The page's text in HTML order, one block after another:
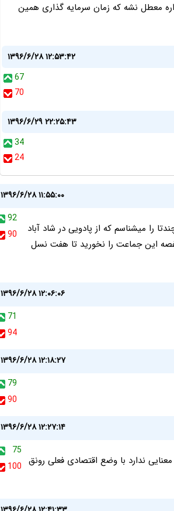
معطل نشه که زمان سرمایه گذاری همین
۱۳۹۶/۶/۲۸ ۱۲:۵۳:۴۲
67
70
۱۳۹۶/۶/۲۹ ۲۲:۲۵:۴۳
34
24
۱۳۹۶/۶/۲۸ ۱۱:۵۵:۰۰
92
90
را میشناسم که از پادویی در شاد آباد
غصه این جماعت را نخورید تا هفت نسل
۱۳۹۶/۶/۲۸ ۱۲:۰۶:۰۶
71
94
۱۳۹۶/۶/۲۸ ۱۲:۱۸:۲۷
79
90
۱۳۹۶/۶/۲۸ ۱۲:۲۷:۱۴
75
100 ندارد با وضع اقتصادی فعلی رونق